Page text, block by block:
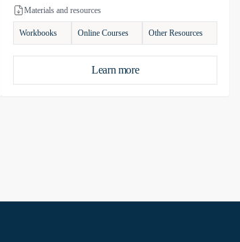
Materials and resources
Workbooks Online Courses Other Resources
Learn more